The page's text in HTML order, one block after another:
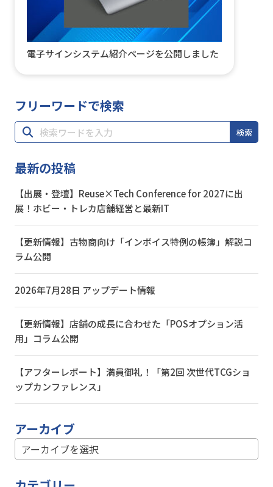
電子サインシステム紹介ページを公開しました
フリーワードで検索
検索
最新の投稿
【出展・登壇】Reuse×Tech Conference for 2027に出
展！ホビー・トレカ店舗経営と最新IT
【更新情報】古物商向け「インボイス特例の帳簿」解説コ
ラム公開
2026年7月28日 アップデート情報
【更新情報】店舗の成長に合わせた「POSオプション活
用」コラム公開
【アフターレポート】満員御礼！「第2回 次世代TCGショ
ップカンファレンス」
アーカイブ